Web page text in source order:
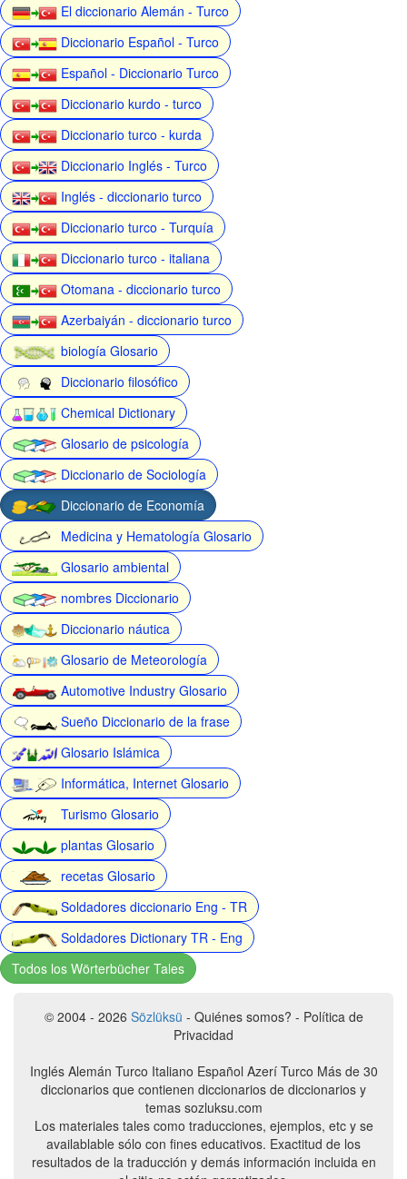
El diccionario Alemán - Turco
Diccionario Español - Turco
Español - Diccionario Turco
Diccionario kurdo - turco
Diccionario turco - kurda
Diccionario Inglés - Turco
Inglés - diccionario turco
Diccionario turco - Turquía
Diccionario turco - italiana
Otomana - diccionario turco
Azerbaiyán - diccionario turco
biología Glosario
Diccionario filosófico
Chemical Dictionary
Glosario de psicología
Diccionario de Sociología
Diccionario de Economía
Medicina y Hematología Glosario
Glosario ambiental
nombres Diccionario
Diccionario náutica
Glosario de Meteorología
Automotive Industry Glosario
Sueño Diccionario de la frase
Glosario Islámica
Informática, Internet Glosario
Turismo Glosario
plantas Glosario
recetas Glosario
Soldadores diccionario Eng - TR
Soldadores Dictionary TR - Eng
Todos los Wörterbücher Tales
© 2004 - 2026 Sözlüksü - Quiénes somos? - Política de
Privacidad
Inglés Alemán Turco Italiano Español Azerí Turco Más de 30
diccionarios que contienen diccionarios de diccionarios y
temas sozluksu.com
Los materiales tales como traducciones, ejemplos, etc y se
availablable sólo con fines educativos. Exactitud de los
resultados de la traducción y demás información incluida en